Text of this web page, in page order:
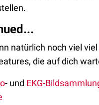
natürlich noch viel
die auf dich
- und EKG-